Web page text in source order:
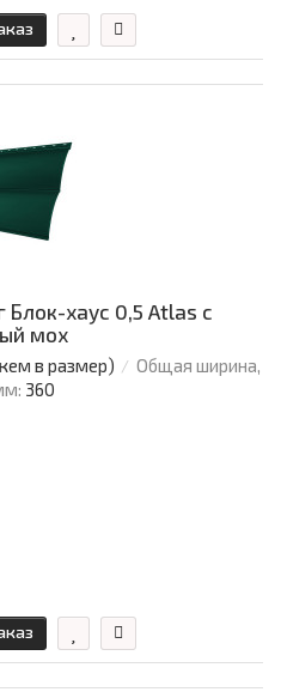
хаус 0,5 Atlas с
мох
в размер)
Общая ширина,
360